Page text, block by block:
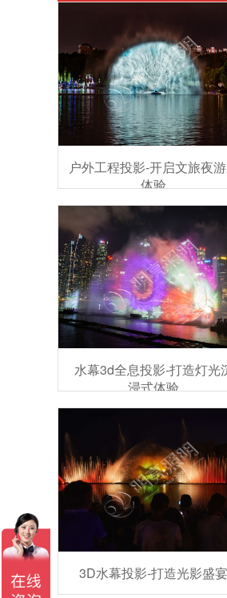
户外工程投影-开启文旅夜
体验
水幕3d全息投影-打造灯光
浸式体验
3D水幕投影-打造光影盛宴